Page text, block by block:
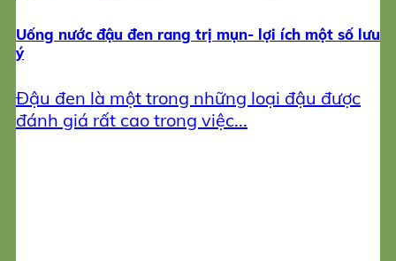
Uống nước đậu đen rang trị mụn- lợi ích một số lưu
ý
Đậu đen là một trong những loại đậu được
đánh giá rất cao trong việc...